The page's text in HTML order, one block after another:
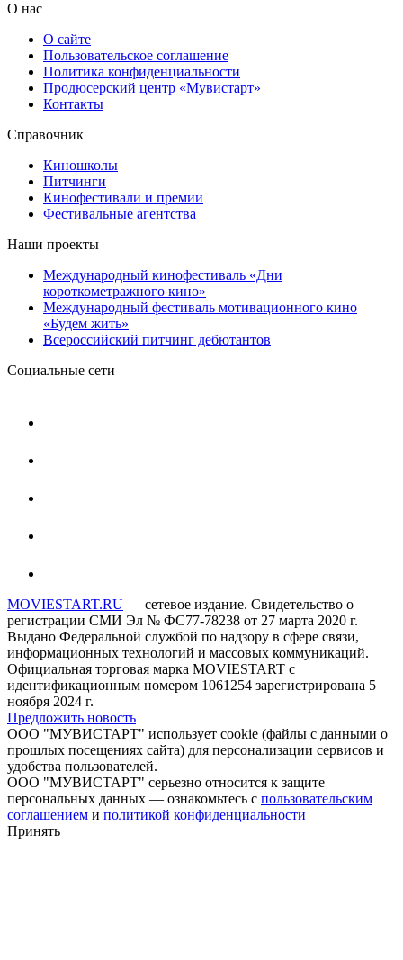
О нас
О сайте
Пользовательское соглашение
Политика конфиденциальности
Продюсерский центр «Мувистарт»
Контакты
Справочник
Киношколы
Питчинги
Кинофестивали и премии
Фестивальные агентства
Наши проекты
Международный кинофестиваль «Дни
короткометражного кино»
Международный фестиваль мотивационного кино
«Будем жить»
Всероссийский питчинг дебютантов
Социальные сети
MOVIESTART.RU — сетевое издание. Свидетельство о
регистрации СМИ Эл № ФС77-78238 от 27 марта 2020 г.
Выдано Федеральной службой по надзору в сфере связи,
информационных технологий и массовых коммуникаций.
Официальная торговая марка MOVIESTART с
идентификационным номером 1061254 зарегистрирована 5
ноября 2024 г.
Предложить новость
ООО "МУВИСТАРТ" использует cookie (файлы с данными о
прошлых посещениях сайта) для персонализации сервисов и
удобства пользователей.
ООО "МУВИСТАРТ" серьезно относится к защите
персональных данных — ознакомьтесь с пользовательским
соглашением и политикой конфиденциальности
Принять